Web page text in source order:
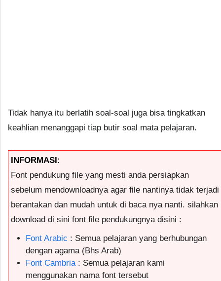
Tidak hanya itu berlatih soal-soal juga bisa tingkatkan
keahlian menanggapi tiap butir soal mata pelajaran.
INFORMASI:
Font pendukung file yang mesti anda persiapkan
sebelum mendownloadnya agar file nantinya tidak terjadi
berantakan dan mudah untuk di baca nya nanti. silahkan
download di sini font file pendukungnya disini :
Font Arabic : Semua pelajaran yang berhubungan
dengan agama (Bhs Arab)
Font Cambria: Semua pelajaran kami
menggunakan nama font tersebut